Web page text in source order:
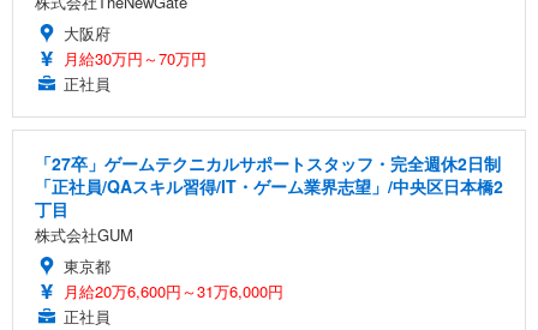
大阪府
月給30万円～70万円
正社員
「27卒」ゲームテクニカルサポートスタッフ・完全週休2日制
「正社員/QAスキル習得/IT・ゲーム業界志望」/中央区日本橋2
丁目
株式会社GUM
東京都
月給20万6,600円～31万6,000円
正社員